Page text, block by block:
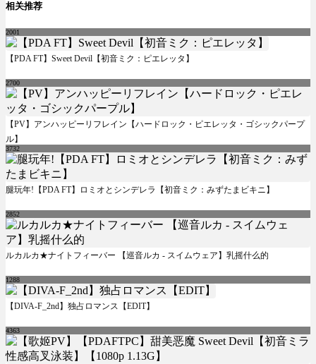
相关推荐
2001
【PDA FT】Sweet Devil【初音ミク：ピエレッタ】
2700
【PV】アンハッピーリフレイン【ハードロック・ピエレッタ・ゴシックパープ
ル】
3732
腿玩年!【PDA FT】ロミオとシンデレラ【初音ミク：みずたまビキニ】
2852
ルカルカ★ナイトフィーバー 【巡音ルカ - スイムウェア】乳摇什么的
1288
【DIVA-F_2nd】独占ロマンス【EDIT】
4363